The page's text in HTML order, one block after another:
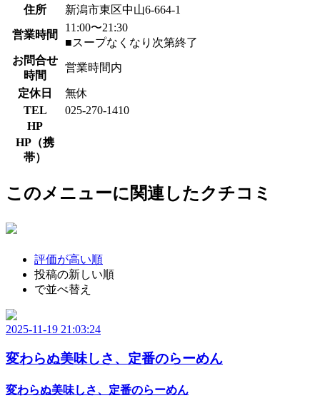
住所
新潟市東区中山6-664-1
営業時間
11:00〜21:30
■スープなくなり次第終了
お問合せ
時間
営業時間内
定休日
無休
TEL
025-270-1410
HP
HP（携
帯）
このメニューに関連したクチコミ
評価が高い順
投稿の新しい順
で並べ替え
2025-11-19 21:03:24
変わらぬ美味しさ、定番のらーめん
変わらぬ美味しさ、定番のらーめん